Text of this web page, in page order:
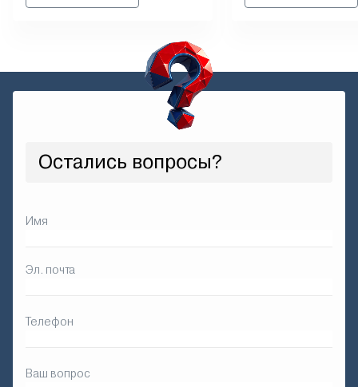
Остались вопросы?
Имя
Эл. почта
Телефон
Ваш вопрос